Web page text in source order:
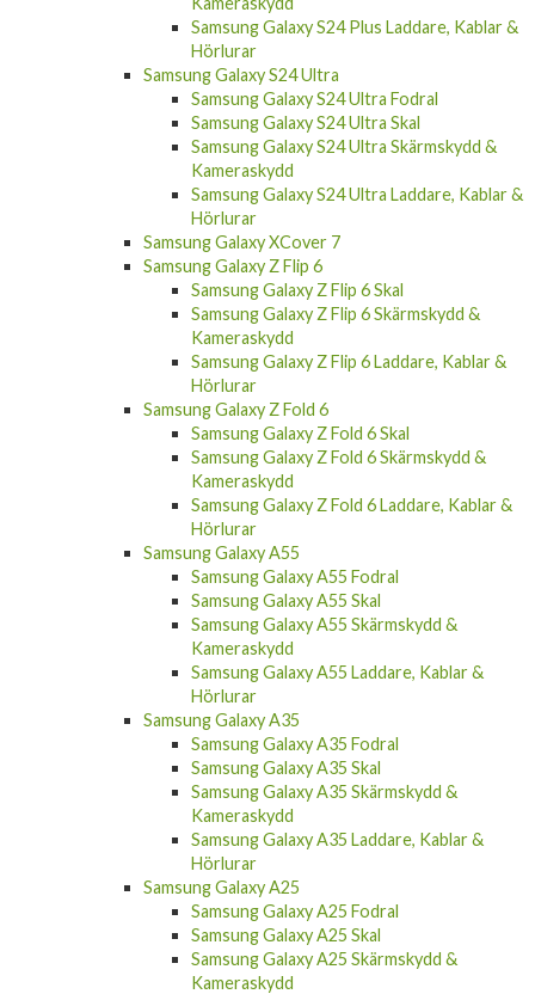
Samsung Galaxy S24 Plus Laddare, Kablar &
Hörlurar
Samsung Galaxy S24 Ultra
Samsung Galaxy S24 Ultra Fodral
Samsung Galaxy S24 Ultra Skal
Samsung Galaxy S24 Ultra Skärmskydd &
Kameraskydd
Samsung Galaxy S24 Ultra Laddare, Kablar &
Hörlurar
Samsung Galaxy XCover 7
Samsung Galaxy Z Flip 6
Samsung Galaxy Z Flip 6 Skal
Samsung Galaxy Z Flip 6 Skärmskydd &
Kameraskydd
Samsung Galaxy Z Flip 6 Laddare, Kablar &
Hörlurar
Samsung Galaxy Z Fold 6
Samsung Galaxy Z Fold 6 Skal
Samsung Galaxy Z Fold 6 Skärmskydd &
Kameraskydd
Samsung Galaxy Z Fold 6 Laddare, Kablar &
Hörlurar
Samsung Galaxy A55
Samsung Galaxy A55 Fodral
Samsung Galaxy A55 Skal
Samsung Galaxy A55 Skärmskydd &
Kameraskydd
Samsung Galaxy A55 Laddare, Kablar &
Hörlurar
Samsung Galaxy A35
Samsung Galaxy A35 Fodral
Samsung Galaxy A35 Skal
Samsung Galaxy A35 Skärmskydd &
Kameraskydd
Samsung Galaxy A35 Laddare, Kablar &
Hörlurar
Samsung Galaxy A25
Samsung Galaxy A25 Fodral
Samsung Galaxy A25 Skal
Samsung Galaxy A25 Skärmskydd &
Kameraskydd